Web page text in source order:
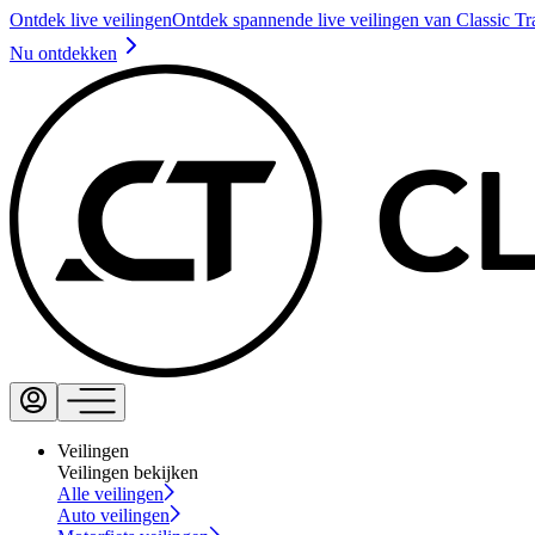
Ontdek live veilingenOntdek spannende live veilingen van Classic
Nu ontdekken
Veilingen
Veilingen bekijken
Alle veilingen
Auto veilingen